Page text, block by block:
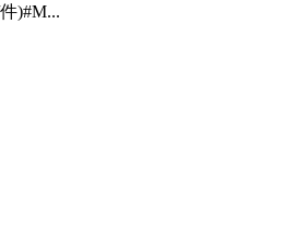
)#M...